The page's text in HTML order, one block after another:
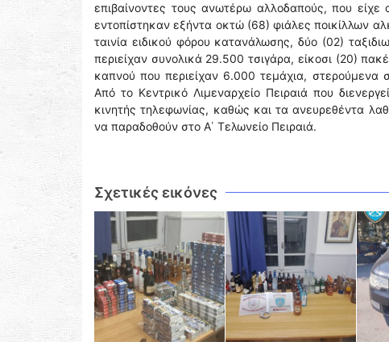
επιβαίνοντες τους ανωτέρω αλλοδαπούς, που
εντοπίστηκαν εξήντα οκτώ (68) φιάλες ποικίλλων
ταινία ειδικού φόρου κατανάλωσης, δύο (02)
περιείχαν συνολικά 29.500 τσιγάρα, είκοσι (20)
καπνού που περιείχαν 6.000 τεμάχια, στερούμενα
Από το Κεντρικό Λιμεναρχείο Πειραιά που
κινητής τηλεφωνίας, καθώς και τα ανευρεθέντα
να παραδοθούν στο Α΄ Τελωνείο Πειραιά.
Σχετικές εικόνες